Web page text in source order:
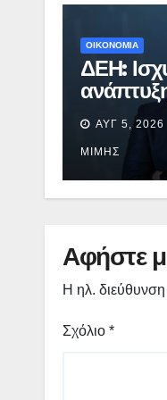
ΟΙΚΟΝΟΜΙΑ
ΔΕΗ:
εξάμηνο
EBITDA
ΑΥΓ 5, 2026
ΜΊΜΗΣ
Αφήστε
Η ηλ. διεύθυνση
Σχόλιο *